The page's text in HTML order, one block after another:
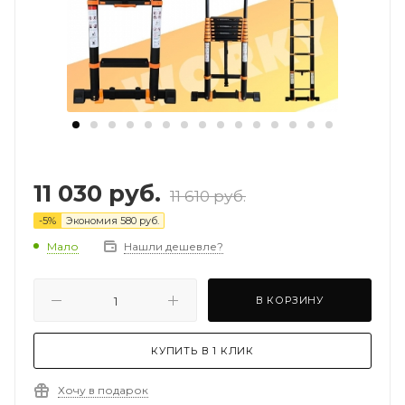
11 030 руб. 11 610руб.
-5% Экономия 580 руб.
Мало Нашли дешевле?
В КОРЗИНУ
КУПИТЬ В 1 КЛИК
Хочу в подарок